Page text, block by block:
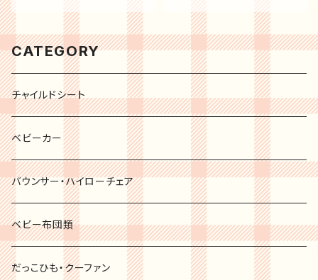
CATEGORY
チャイルドシート
ベビーカー
バウンサー・ハイローチェア
ベビー布団類
だっこひも・クーファン